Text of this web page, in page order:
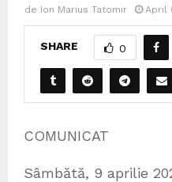
de Ion Marius Tatomir April
SHARE 0
COMUNICAT
Sâmbătă, 9 aprilie